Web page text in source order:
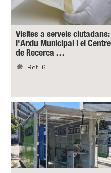
Visites a serveis ciutadans:
l'Arxiu Municipal i el Centre
de Recerca …
Ref. 6